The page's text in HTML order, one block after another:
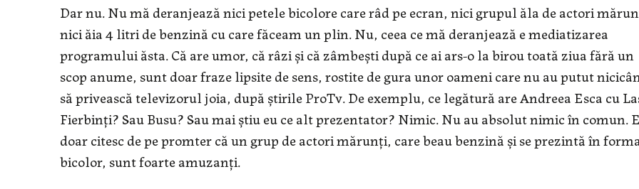
Dar nu. Nu mă deranjează nici petele bicolore care râd pe ecran, nici grupul ăla de actori
nici ăia 4 litri de benzină cu care făceam un plin. Nu, ceea ce mă deranjează e mediatizarea
programului ăsta. Că are umor, că râzi și că zâmbești după ce ai ars-o la birou toată ziua fără un
scop anume, sunt doar fraze lipsite de sens, rostite de gura unor oameni care nu au putut
să privească televizorul joia, după știrile ProTv. De exemplu, ce legătură are Andreea Esca cu
Fierbinți? Sau Busu? Sau mai știu eu ce alt prezentator? Nimic. Nu au absolut nimic în comun.
doar citesc de pe promter că un grup de actori mărunți, care beau benzină și se prezintă în
bicolor, sunt foarte amuzanți.